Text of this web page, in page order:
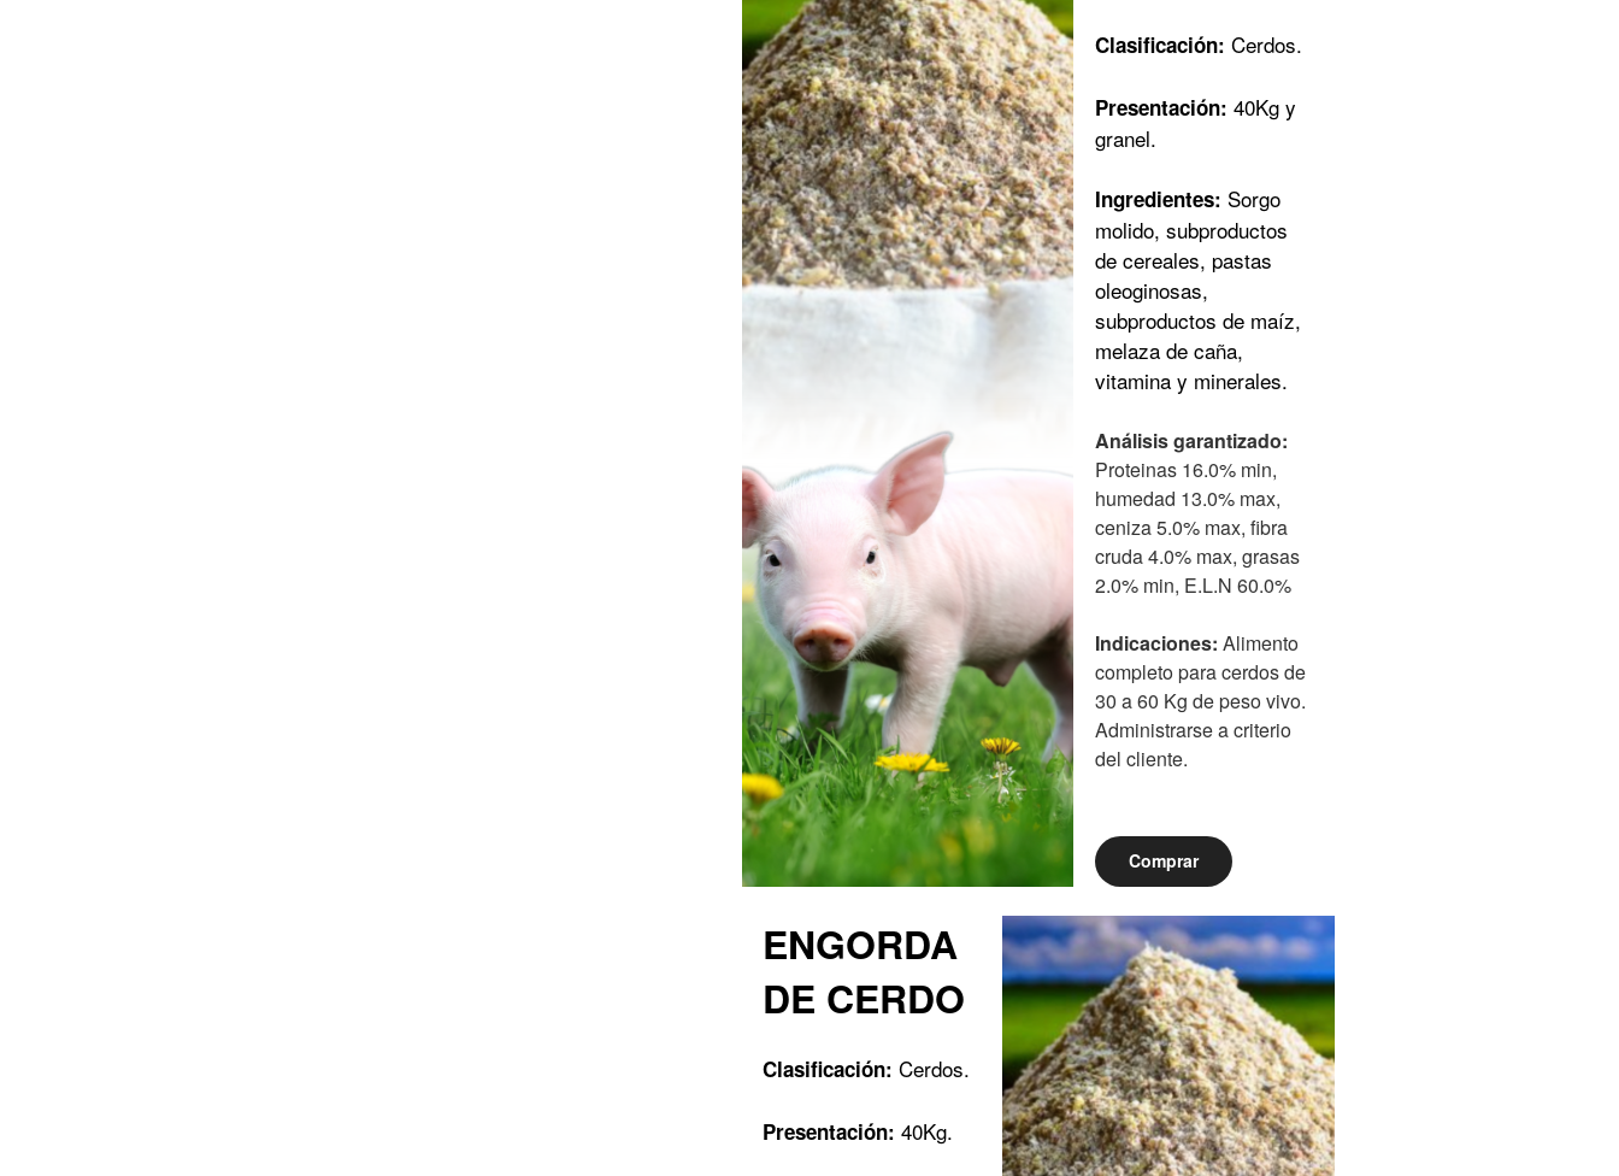
Clasificación: Cerdos.
Presentación: 40Kg y
granel.
Ingredientes: Sorgo
molido, subproductos
de cereales, pastas
oleoginosas,
subproductos de maíz,
melaza de caña,
vitamina y minerales.
Análisis garantizado:
Proteinas 16.0% min,
humedad 13.0% max,
ceniza 5.0% max, fibra
cruda 4.0% max, grasas
2.0% min, E.L.N 60.0%
Indicaciones: Alimento
completo para cerdos de
30 a 60 Kg de peso vivo.
Administrarse a criterio
del cliente.
Comprar
ENGORDA
DE CERDO
Clasificación: Cerdos.
Presentación: 40Kg.